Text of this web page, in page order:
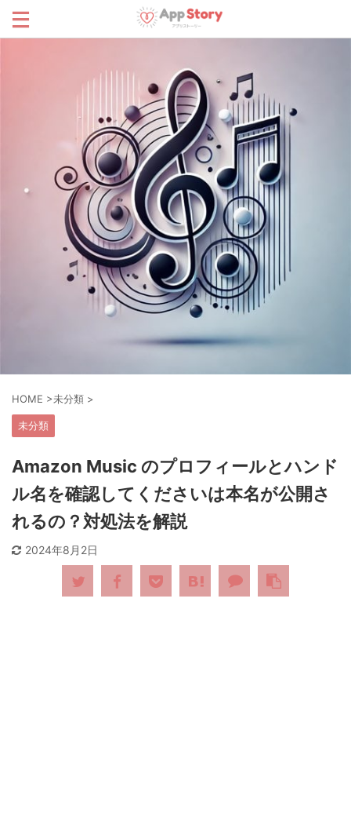
HOME >未分類 >
未分類
Amazon Music のプロフィールとハンド
ル名を確認してくださいは本名が公開さ
れるの？対処法を解説
2024年8月2日